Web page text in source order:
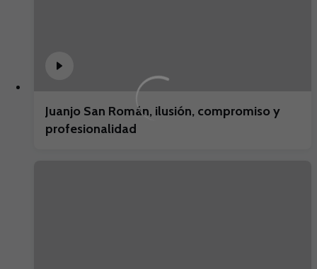
Juanjo San Román, ilusión, compromiso y
profesionalidad